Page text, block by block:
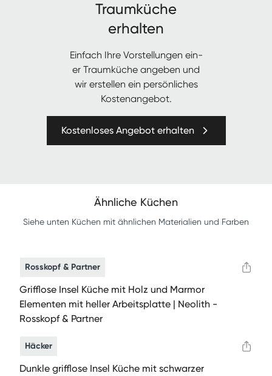
Traumküche
erhalten
Ein­fach Ihre Vorstel­lun­gen ein­
er Traumküche angeben und
wir erstellen ein per­sön­lich­es
Kostenangebot.
Kostenloses Angebot erhalten
Ähnliche Küchen
Siehe unten Küchen mit ähnlichen Materialien und Farben
Rosskopf & Partner
Grifflose Insel Küche mit Holz und Marmor
Elementen mit heller Arbeitsplatte | Neolith -
Rosskopf & Partner
Häcker
Dunkle grifflose Insel Küche mit schwarzer